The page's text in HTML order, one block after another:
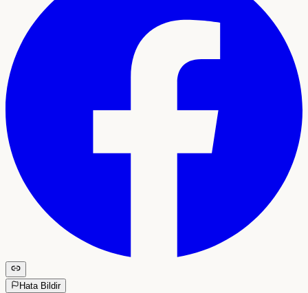
Hata Bildir